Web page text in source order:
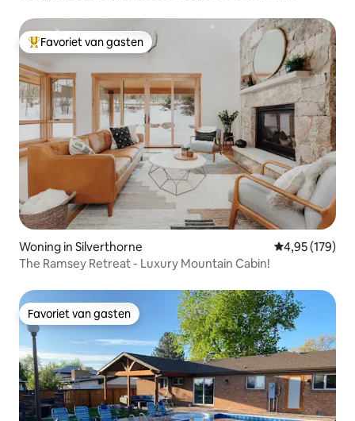
Topfavoriet van gasten
Favoriet van gasten
Woning in Silverthorne Gemiddelde
4,95 (179)
The Ramsey Retreat - Luxury Mountain Cabin!
Favoriet van gasten
Favoriet van gasten